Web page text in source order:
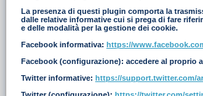
La presenza di questi plugin comporta la
dalle relative informative cui si prega di fare
e delle modalità per la gestione dei cookie.
Facebook informativa: https://
Facebook (configurazione): accedere al proprio
Twitter informative: https://support.twitter.com/